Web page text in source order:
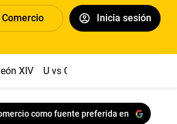
Comercio Inicia sesión
XIV U vs Cristal
como fuente preferida en